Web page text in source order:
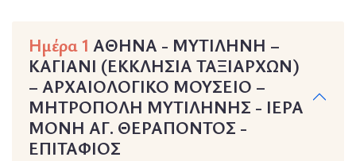
Ημέρα 1 ΑΘΗΝΑ - ΜΥΤΙΛΗΝΗ –
ΚΑΓΙΑΝΙ (ΕΚΚΛΗΣΙΑ ΤΑΞΙΑΡΧΩΝ)
– ΑΡΧΑΙΟΛΟΓΙΚΟ ΜΟΥΣΕΙΟ –
ΜΗΤΡΟΠΟΛΗ ΜΥΤΙΛΗΝΗΣ - ΙΕΡΑ
ΜΟΝΗ ΑΓ. ΘΕΡΑΠΟΝΤΟΣ -
ΕΠΙΤΑΦΙΟΣ